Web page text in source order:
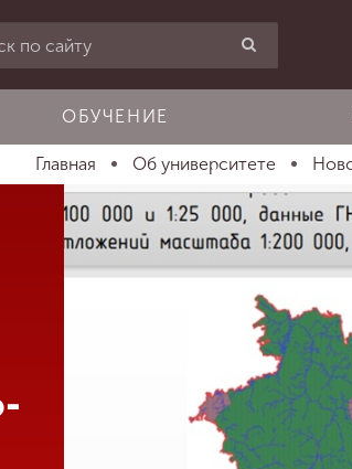
ОБУЧЕНИЕ
Главная Об университете